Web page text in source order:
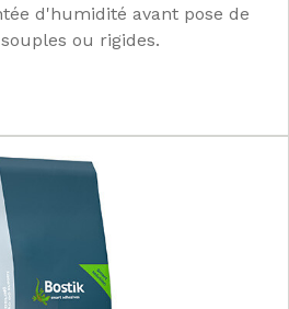
d'humidité avant pose de
ou rigides.